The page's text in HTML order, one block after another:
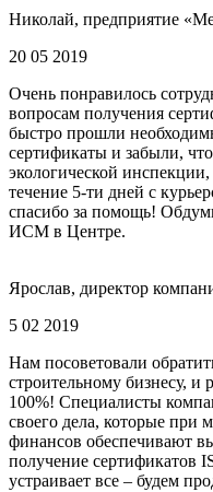
Николай, предприятие
20 05 2019
Очень понравилось
вопросам получения
быстро прошли
сертификаты и забыли,
экологической
течение 5-ти дней с
спасибо за помощь!
ИСМ в Центре.
Ярослав, директор
5 02 2019
Нам посоветовали
строительному бизнесу, и
100%! Специалисты
своего дела, которые при
финансов обеспечивают
получение сертификатов
устраивает все – будем